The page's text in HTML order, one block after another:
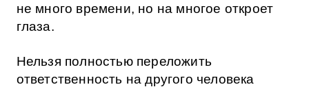
не много времени, но на многое откроет
глаза.
Нельзя полностью переложить
ответственность на другого человека